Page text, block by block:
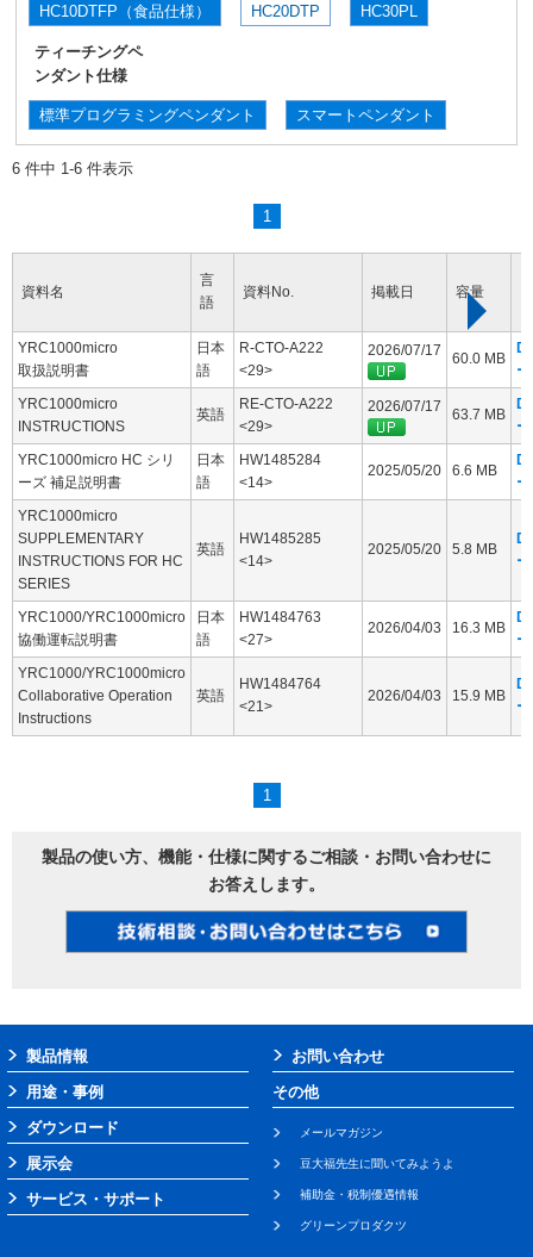
HC10DTFP（食品仕様） HC20DTP HC30PL
ティーチングペ
ンダント仕様
標準プログラミングペンダント スマートペンダント
6 件中 1-6 件表示
1
資料名
言
語
資料No. 掲載日 容量
YRC1000micro
取扱説明書
日本
語
R-CTO-A222
<29>
2026/07/17 60.0 MB
YRC1000micro
INSTRUCTIONS
英語
RE-CTO-A222
<29>
2026/07/17 63.7 MB
YRC1000micro HC シリ
ーズ 補足説明書
日本
語
HW1485284
<14>
2025/05/20 6.6 MB
YRC1000micro
SUPPLEMENTARY
INSTRUCTIONS FOR HC
SERIES
英語
HW1485285
<14>
2025/05/20 5.8 MB
YRC1000/YRC1000micro
協働運転説明書
日本
語
HW1484763
<27>
2026/04/03 16.3 MB
YRC1000/YRC1000micro
Collaborative Operation
Instructions
英語
HW1484764
<21>
2026/04/03 15.9 MB
1
製品の使い方、機能・仕様に関するご相談・お問い合わせに
お答えします。
製品情報
用途・事例
ダウンロード
展示会
サービス・サポート
お問い合わせ
その他
メールマガジン
豆大福先生に聞いてみようよ
補助金・税制優遇情報
グリーンプロダクツ